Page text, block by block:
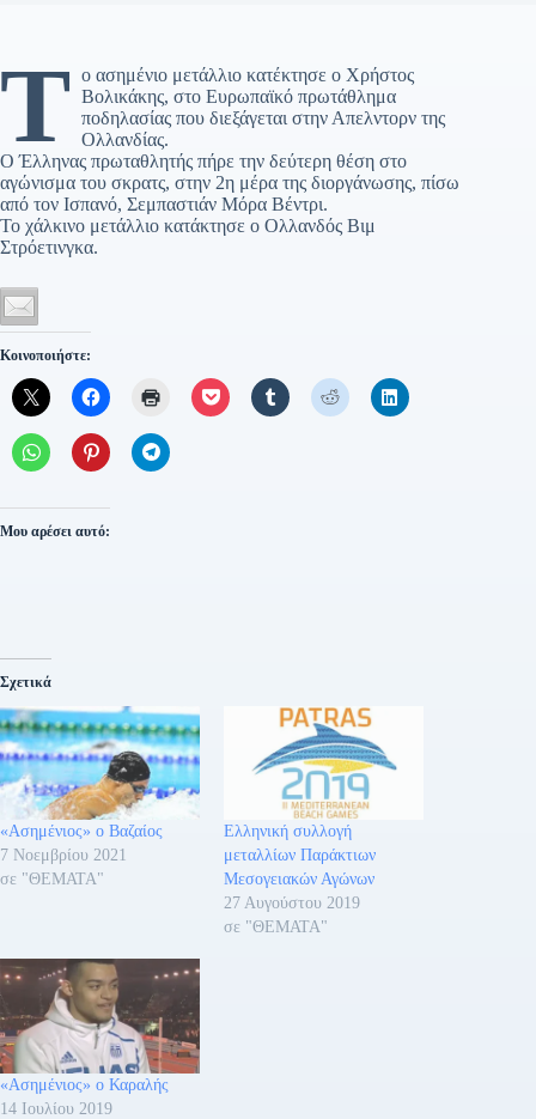
Τ ο ασημένιο μετάλλιο κατέκτησε ο Χρήστος
Βολικάκης, στο Ευρωπαϊκό πρωτάθλημα
ποδηλασίας που διεξάγεται στην Απελντορν της
Ολλανδίας.
Ο Έλληνας πρωταθλητής πήρε την δεύτερη θέση στο
αγώνισμα του σκρατς, στην 2η μέρα της διοργάνωσης, πίσω
από τον Ισπανό, Σεμπαστιάν Μόρα Βέντρι.
Το χάλκινο μετάλλιο κατάκτησε ο Ολλανδός Βιμ
Στρόετινγκα.
Κοινοποιήστε:
Μου αρέσει αυτό:
Σχετικά
«Ασημένιος» ο Βαζαίος
7 Νοεμβρίου 2021
σε "ΘΕΜΑΤΑ"
Ελληνική συλλογή
μεταλλίων Παράκτιων
Μεσογειακών Αγώνων
27 Αυγούστου 2019
σε "ΘΕΜΑΤΑ"
«Ασημένιος» ο Καραλής
14 Ιουλίου 2019